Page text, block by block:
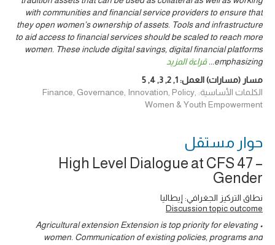
with communities and financial service providers to ensure that
they open women’s ownership of assets. Tools and infrastructure
to aid access to financial services should be scaled to reach more
women. These include digital savings, digital financial platforms
emphasizing
... قراءة المزيد
مسار (مسارات) العمل:1
,
2
,
3
,
4
,
5
الكلمات الأساسية: Finance, Governance, Innovation, Policy,
Women & Youth Empowerment
حوار ‎مستقل
High Level Dialogue at CFS 47 –
Gender
نطاق التركيز الجغرافي: إيطاليا
Discussion topic outcome
• Agricultural extension Extension is top priority for elevating
women. Communication of existing policies, programs and